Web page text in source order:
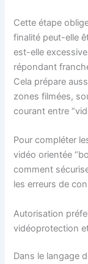
Cette étape
finalité peut-elle
est-elle
répondant
Cela prépare
zones filmées,
courant entre
Pour compléter
vidéo orientée
comment
les erreurs de
Autorisation
vidéoprotection
Dans le langage